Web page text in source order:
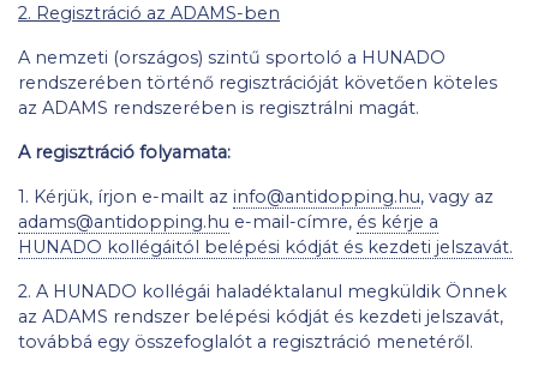
2. Regisztráció az ADAMS-ben
A nemzeti (országos) szintű sportoló a HUNADO
rendszerében történő regisztrációját követően köteles
az ADAMS rendszerében is regisztrálni magát.
A regisztráció folyamata:
1. Kérjük, írjon e-mailt az info@antidopping.hu, vagy az
adams@antidopping.hu e-mail-címre, és kérje a
HUNADO kollégáitól belépési kódját és kezdeti jelszavát.
2. A HUNADO kollégái haladéktalanul megküldik Önnek
az ADAMS rendszer belépési kódját és kezdeti jelszavát,
továbbá egy összefoglalót a regisztráció menetéről.